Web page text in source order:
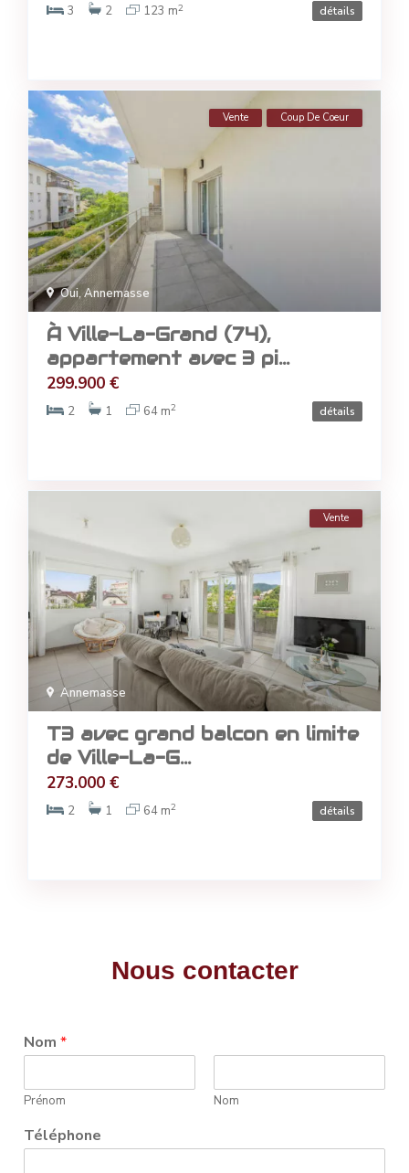
3 2 123 m2 détails
Oui,Annemasse
Vente Coup De Coeur
À Ville-La-Grand (74),
appartement avec 3 pi...
299.900 €
2 1 64 m2 détails
Annemasse
Vente
T3 avec grand balcon en limite
de Ville-La-G...
273.000 €
2 1 64 m2 détails
Nous contacter
Nom *
Prénom Nom
Téléphone